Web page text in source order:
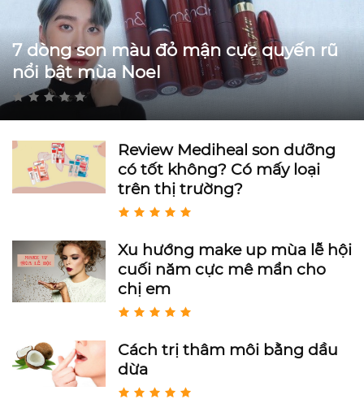
7 dòng son màu đỏ mận cực quyến rũ
nổi bật mùa Noel
Review Mediheal son dưỡng
có tốt không? Có mấy loại
trên thị trường?
Xu hướng make up mùa lễ hội
cuối năm cực mê mẩn cho
chị em
Cách trị thâm môi bằng dầu
dừa